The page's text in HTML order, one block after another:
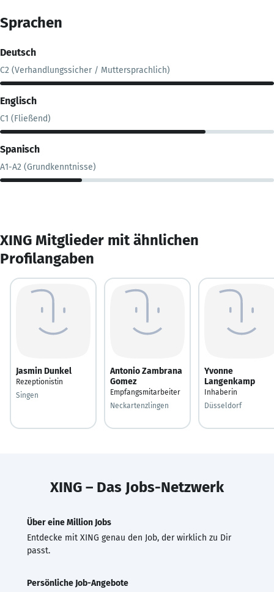
Sprachen
Deutsch
C2 (Verhandlungssicher / Muttersprachlich)
Englisch
C1 (Fließend)
Spanisch
A1-A2 (Grundkenntnisse)
XING Mitglieder mit ähnlichen
Profilangaben
Jasmin Dunkel
Rezeptionistin
Singen
Antonio Zambrana
Gomez
Empfangsmitarbeiter
Neckartenzlingen
Yvonne
Langenkamp
Inhaberin
Düsseldorf
XING – Das Jobs-Netzwerk
Über eine Million Jobs
Entdecke mit XING genau den Job, der wirklich zu Dir
passt.
Persönliche Job-Angebote